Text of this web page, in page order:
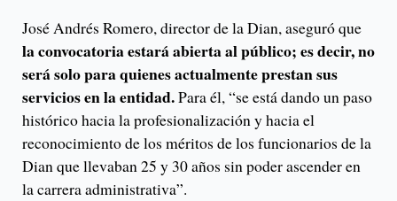
José Andrés Romero, director de la Dian, aseguró que
la convocatoria estará abierta al público; es decir, no
será solo para quienes actualmente prestan sus
servicios en la entidad.Para él, “se está dando un paso
histórico hacia la profesionalización y hacia el
reconocimiento de los méritos de los funcionarios de la
Dian que llevaban 25 y 30 años sin poder ascender en
la carrera administrativa”.